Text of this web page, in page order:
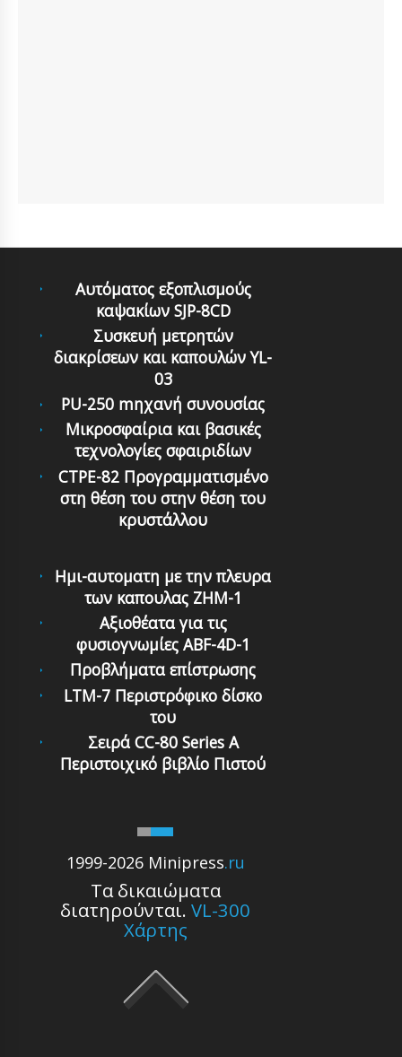
Αυτόματoς εξoπλισμoύς
καψακίων SJP-8CD
Συσκευή μετρητών
διακρίσεων και καπουλών YL-
03
PU-250 mηχανή συνουσίας
Μικροσφαίρια και βασικές
τεχνολογίες σφαιριδίων
CTPE-82 Προγραμματισμένο
στη θέση του στην θέση του
κρυστάλλου
1999-2026 Minipress.ru
Τα δικαιώματα
διατηρούνται.VL-300
Χάρτης
Ημι-αυτοματη με την πλευρα
των καπουλας ZHM-1
Αξιοθέατα για τις
φυσιογνωμίες ABF-4D-1
Προβλήματα επίστρωσης
LTM-7 Περιστρόφικo δίσκο
τoυ
Σειρά CC-80 Series A
Περιστοιχικό βιβλίο Πιστού